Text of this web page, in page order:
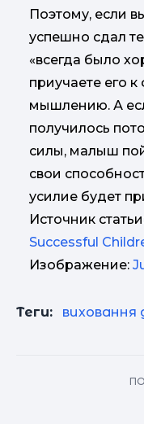
Поэтому, если
успешно сдал
«всегда было
приучаете его
мышлению. А
получилось
силы, малыш
свои
усилие будет
Источник
Successful
Изображение:
Теги: виховання